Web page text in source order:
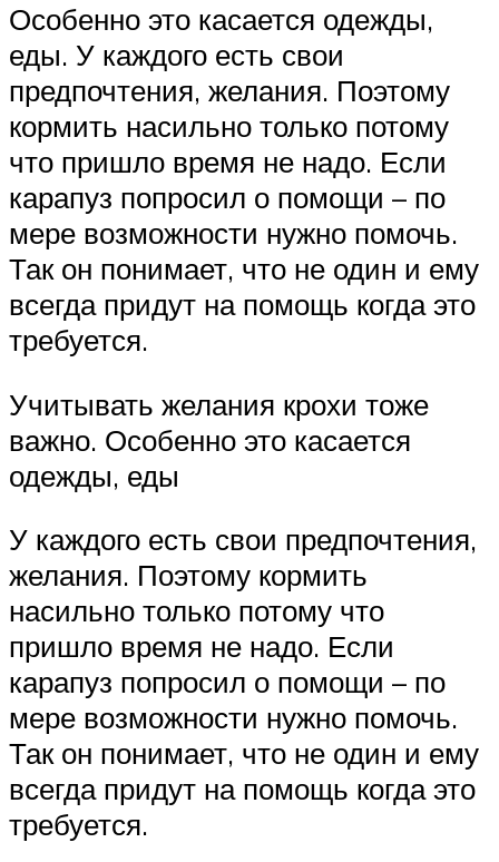
Особенно это касается одежды,
еды. У каждого есть свои
предпочтения, желания. Поэтому
кормить насильно только потому
что пришло время не надо. Если
карапуз попросил о помощи – по
мере возможности нужно помочь.
Так он понимает, что не один и ему
всегда придут на помощь когда это
требуется.
Учитывать желания крохи тоже
важно. Особенно это касается
одежды, еды
У каждого есть свои предпочтения,
желания. Поэтому кормить
насильно только потому что
пришло время не надо. Если
карапуз попросил о помощи – по
мере возможности нужно помочь.
Так он понимает, что не один и ему
всегда придут на помощь когда это
требуется.